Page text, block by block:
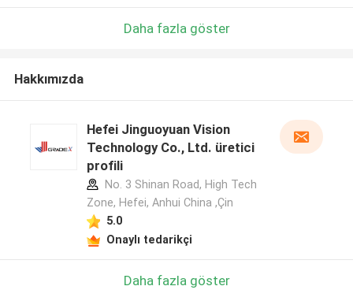
Daha fazla göster
Hakkımızda
Hefei Jinguoyuan Vision
Technology Co., Ltd. üretici
profili
No. 3 Shinan Road, High Tech
Zone, Hefei, Anhui China ,Çin
5.0
Onaylı tedarikçi
Daha fazla göster